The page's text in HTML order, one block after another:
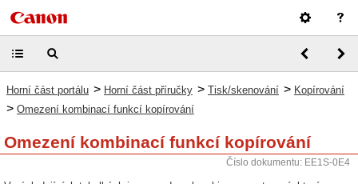
Horní část portálu > Horní část příručky > Tisk/skenování > Kopírování
> Omezení kombinací funkcí kopírování
Omezení kombinací funkcí kopírování
Číslo dokumentu: EE1S-0E4